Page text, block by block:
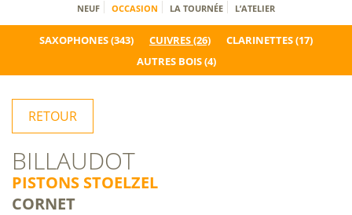
NEUF OCCASION LA TOURNÉE L’ATELIER
SAXOPHONES(343) CUIVRES(26) CLARINETTES(17)
AUTRES BOIS(4)
RETOUR
BILLAUDOT
PISTONS STOELZEL
CORNET